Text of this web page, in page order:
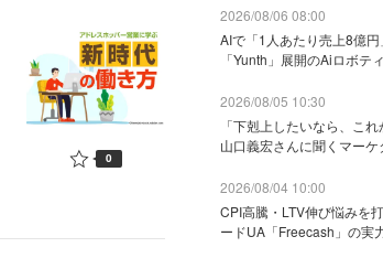
0
2026/08/06 08:00
AIで「1人あたり売上8億
「Yunth」展開のAiロボテ
2026/08/05 10:30
「下剋上したいなら、こ
山口義宏さんに聞くマー
2026/08/04 10:00
CPI高騰・LTV伸び悩みを
ードUA「Freecash」の実